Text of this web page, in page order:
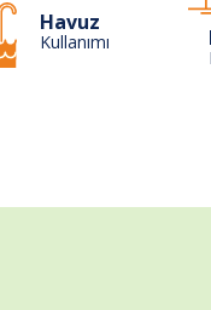
Havuz
Kullanımı